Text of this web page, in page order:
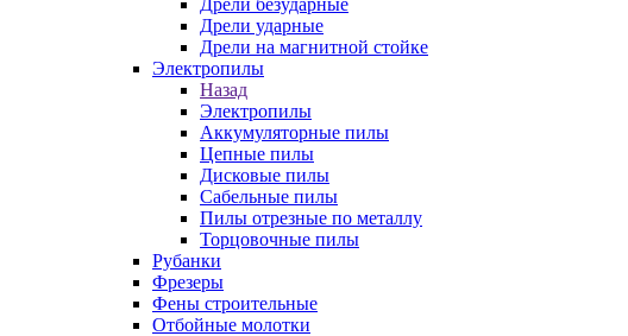
Дрели безударные
Дрели ударные
Дрели на магнитной стойке
Электропилы
Назад
Электропилы
Аккумуляторные пилы
Цепные пилы
Дисковые пилы
Сабельные пилы
Пилы отрезные по металлу
Торцовочные пилы
Рубанки
Фрезеры
Фены строительные
Отбойные молотки